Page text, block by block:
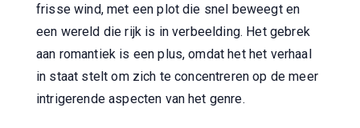
frisse wind, met een plot die snel beweegt en
een wereld die rijk is in verbeelding. Het gebrek
aan romantiek is een plus, omdat het het verhaal
in staat stelt om zich te concentreren op de meer
intrigerende aspecten van het genre.